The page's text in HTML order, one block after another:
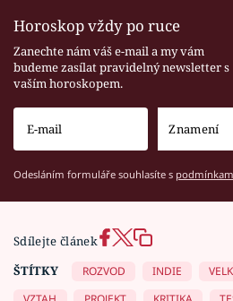
Horoskop vždy po ruce
Zanechte nám váš e-mail a my vám
budeme zasílat pravidelný newsletter s
vaším horoskopem.
Odesláním formuláře souhlasíte s
Sdílejte článek
ŠTÍTKY
ROZVOD INDIE